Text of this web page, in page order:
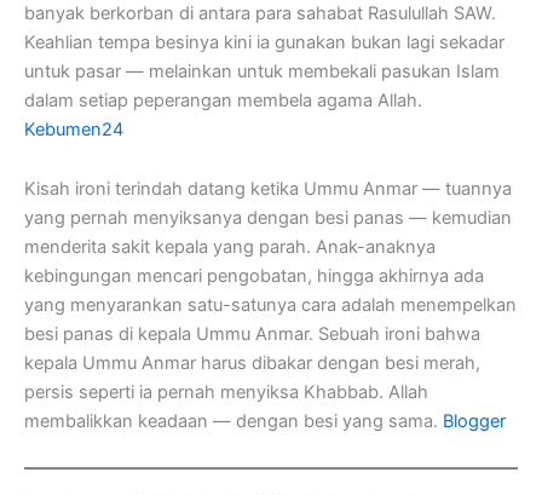
banyak berkorban di antara para sahabat Rasulullah SAW.
Keahlian tempa besinya kini ia gunakan bukan lagi sekadar
untuk pasar — melainkan untuk membekali pasukan Islam
dalam setiap peperangan membela agama Allah.
Kebumen24
Kisah ironi terindah datang ketika Ummu Anmar — tuannya
yang pernah menyiksanya dengan besi panas — kemudian
menderita sakit kepala yang parah. Anak-anaknya
kebingungan mencari pengobatan, hingga akhirnya ada
yang menyarankan satu-satunya cara adalah menempelkan
besi panas di kepala Ummu Anmar. Sebuah ironi bahwa
kepala Ummu Anmar harus dibakar dengan besi merah,
persis seperti ia pernah menyiksa Khabbab. Allah
membalikkan keadaan — dengan besi yang sama. Blogger